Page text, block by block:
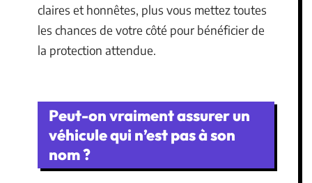
claires et honnêtes, plus vous mettez toutes
les chances de votre côté pour bénéficier de
la protection attendue.
Peut-on vraiment assurer un
véhicule qui n’est pas à son
nom ?